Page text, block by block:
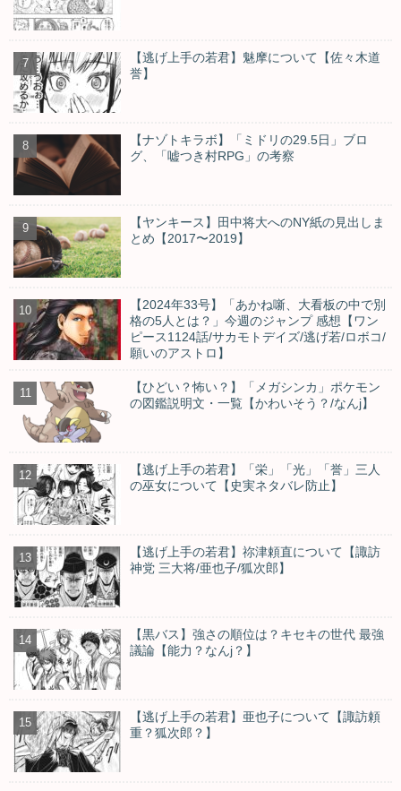
【逃げ上手の若君】魅摩について【佐々木道
誉】
【ナゾトキラボ】「ミドリの29.5日」ブロ
グ、「嘘つき村RPG」の考察
【ヤンキース】田中将大へのNY紙の見出しま
とめ【2017〜2019】
【2024年33号】「あかね噺、大看板の中で別
格の5人とは？」今週のジャンプ 感想【ワン
ピース1124話/サカモトデイズ/逃げ若/ロボコ/
願いのアストロ】
【ひどい？怖い？】「メガシンカ」ポケモン
の図鑑説明文・一覧【かわいそう？/なんj】
【逃げ上手の若君】「栄」「光」「誉」三人
の巫女について【史実ネタバレ防止】
【逃げ上手の若君】祢津頼直について【諏訪
神党 三大将/亜也子/狐次郎】
【黒バス】強さの順位は？キセキの世代 最強
議論【能力？なんj？】
【逃げ上手の若君】亜也子について【諏訪頼
重？狐次郎？】